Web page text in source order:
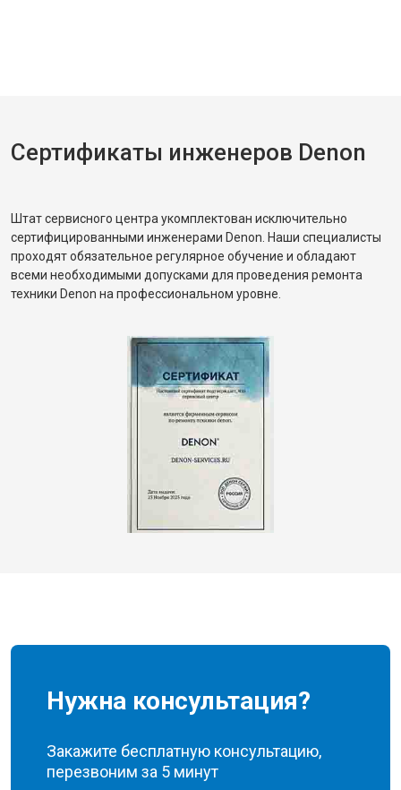
Сертификаты инженеров Denon
Штат сервисного центра укомплектован исключительно
сертифицированными инженерами Denon. Наши специалисты
проходят обязательное регулярное обучение и обладают
всеми необходимыми допусками для проведения ремонта
техники Denon на профессиональном уровне.
Нужна консультация?
Закажите бесплатную консультацию,
перезвоним за 5 минут